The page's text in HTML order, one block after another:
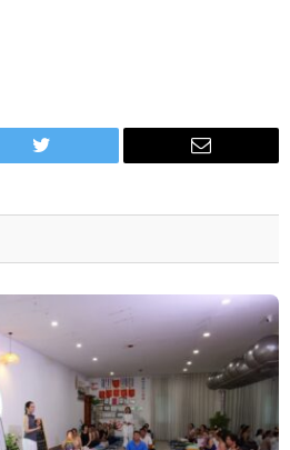
Twitter Email